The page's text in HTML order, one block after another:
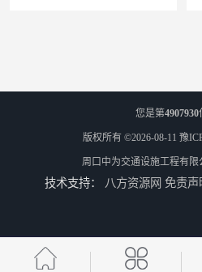
您是第4907930
版权所有 ©2026-08-11 豫
周口中为交通设施工程有限
技术支持： 八方资源网 免责声